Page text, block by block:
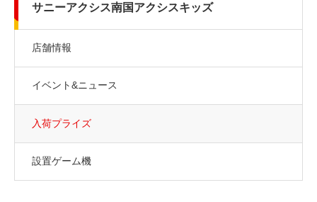
サニーアクシス南国アクシスキッズ
店舗情報
イベント&ニュース
入荷プライズ
設置ゲーム機